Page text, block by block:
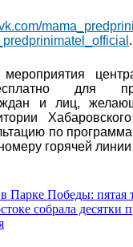
.
для
и лиц,
по
горячей